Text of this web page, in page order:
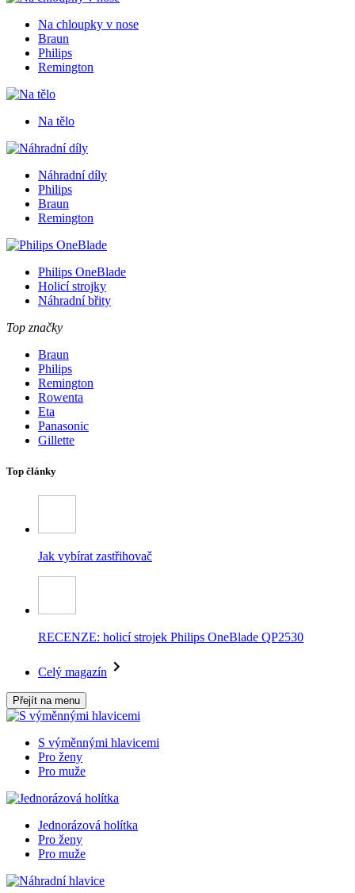
Na chloupky v nose
Braun
Philips
Remington
Na tělo
Náhradní díly
Philips
Braun
Remington
Philips OneBlade
Holicí strojky
Náhradní břity
Top značky
Braun
Philips
Remington
Rowenta
Eta
Panasonic
Gillette
Top články
Jak vybírat zastřihovač
RECENZE: holicí strojek Philips OneBlade QP2530
Celý magazín
Přejít na menu
S výměnnými hlavicemi
Pro ženy
Pro muže
Jednorázová holítka
Pro ženy
Pro muže